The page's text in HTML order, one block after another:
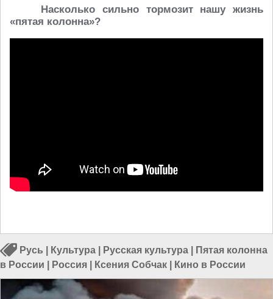
Насколько сильно тормозит нашу жизнь
«пятая колонна»?
Русь Культура Русская культура
Пятая колонна
в России
Россия Ксения Собчак Кино в России